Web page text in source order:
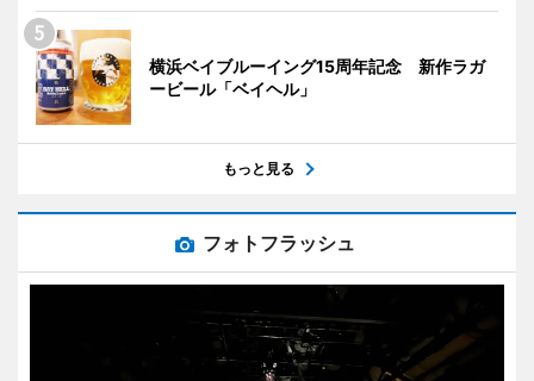
横浜ベイブルーイング15周年記念 新作ラガ
ービール「ベイヘル」
もっと見る
フォトフラッシュ